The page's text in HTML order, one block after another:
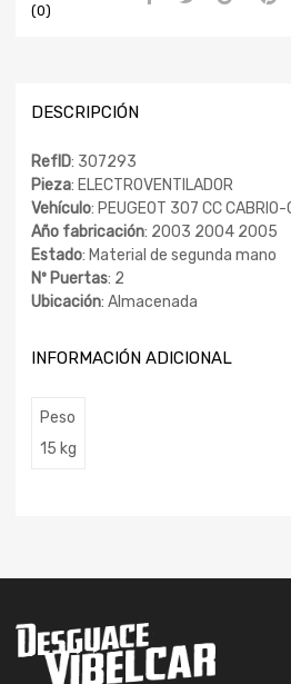
(0)
DESCRIPCIÓN
RefID: 307293
Pieza: ELECTROVENTILADOR
Vehículo: PEUGEOT 307 CC
Año fabricación: 2003 2004 2005
Estado: Material de segunda mano
Nº Puertas: 2
Ubicación: Almacenada
INFORMACIÓN ADICIONAL
Peso
15 kg